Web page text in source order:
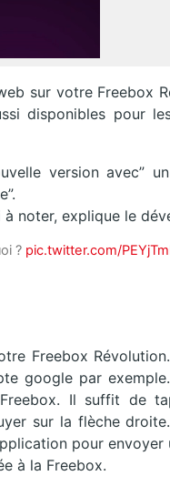
sur votre Freebox
disponibles pour
version avec”
noter, explique le
? pic.twitter.com/
Freebox
google par
Il suffit de
sur la flèche
pour envoyer
à la Freebox.